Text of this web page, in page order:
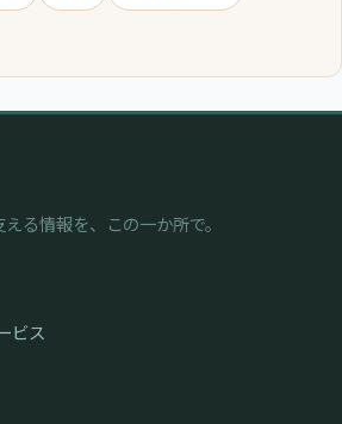
る情報を、この一か所で。
ビス